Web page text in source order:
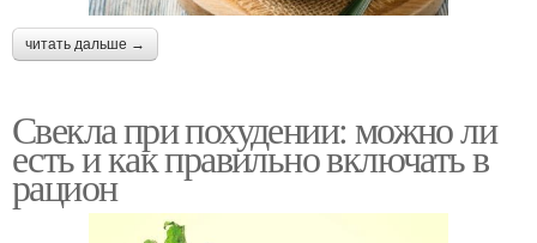
читать дальше →
Свекла при похудении: можно ли
есть и как правильно включать в
рацион